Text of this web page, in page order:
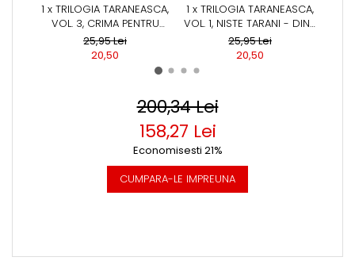
1 x TRILOGIA TARANEASCA,
VOL. 3, CRIMA PENTRU
PAMANT - DINU SARARU
25,95 Lei
20,50
1 x TRILOGIA TARANEASCA,
VOL. 1, NISTE TARANI - DINU
SARARU
25,95 Lei
20,50
200,34 Lei
158,27 Lei
Economisesti 21%
CUMPARA-LE IMPREUNA